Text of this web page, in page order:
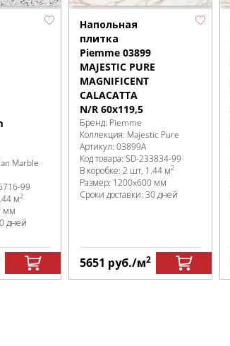
Marble
-99
м2
мм
дней
Напольная
плитка
Piemme 03899
MAJESTIC PURE
MAGNIFICENT
CALACATTA
N/R 60x119,5
Бренд: Piemme
Коллекция: Majestic Pure
Артикул: 03899A
Код товара: SD-233834-99
В коробке: 2 шт, 1.44 м2
Размер: 1200x600 мм
Сроки доставки: 30 дней
5651 руб./м2